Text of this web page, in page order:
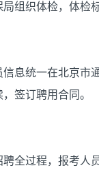
组织体检，体检
息统一在北京市
签订聘用合同。
全过程， 报考人